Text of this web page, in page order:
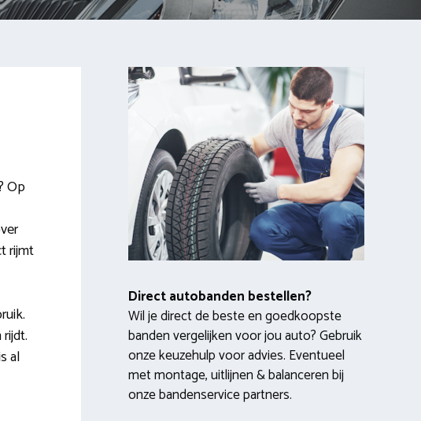
Op
rijmt
al
Direct autobanden bestellen?
Wil je direct de beste en goedkoopste
banden vergelijken voor jou auto? Gebruik
onze keuzehulp voor advies. Eventueel
met montage, uitlijnen & balanceren bij
onze bandenservice partners.